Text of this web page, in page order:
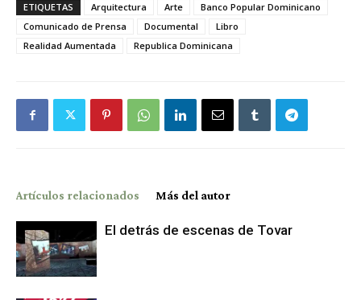
ETIQUETAS Arquitectura Arte
Banco Popular Dominicano
Comunicado de Prensa
Documental
Libro
Realidad Aumentada
Republica Dominicana
Artículos relacionados Más del autor
El detrás de escenas de Tovar